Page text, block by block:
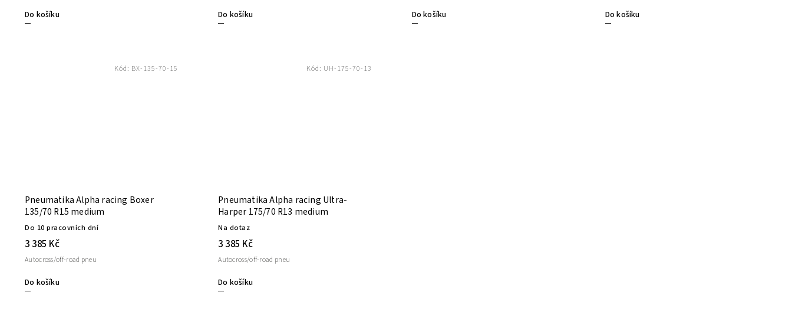
Do košíku Do košíku Do košíku Do košíku
Pneumatika Alpha racing Boxer
135/70 R15 medium
Do 10 pracovních dní
3 385 Kč
Do košíku
Autocross/off-road pneu
Kód: BX-135-70-15
Pneumatika Alpha racing Ultra-
Harper 175/70 R13 medium
Na dotaz
3 385 Kč
Do košíku
Autocross/off-road pneu
Kód: UH-175-70-13